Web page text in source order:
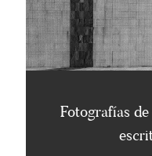
Fotografías